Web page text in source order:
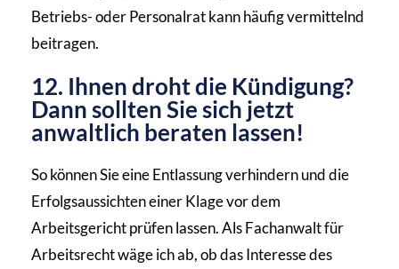
Betriebs- oder Personalrat kann häufig vermittelnd
beitragen.
12. Ihnen droht die Kündigung?
Dann sollten Sie sich jetzt
anwaltlich beraten lassen!
So können Sie eine Entlassung verhindern und die
Erfolgsaussichten einer Klage vor dem
Arbeitsgericht prüfen lassen. Als Fachanwalt für
Arbeitsrecht wäge ich ab, ob das Interesse des